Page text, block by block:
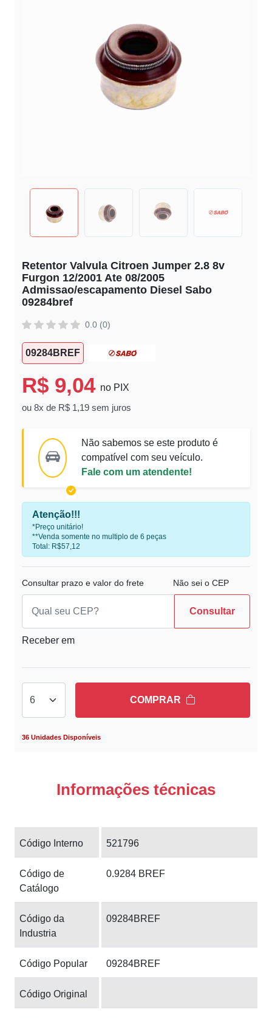
Retentor Valvula Citroen Jumper 2.8 8v
Furgon 12/2001 Ate 08/2005
Admissao/escapamento Diesel Sabo
09284bref
0.0 (0)
09284BREF
R$ 9,04 no PIX
ou 8x de R$ 1,19 sem juros
Não sabemos se este produto é
compatível com seu veículo.
Fale com um atendente!
Atenção!!!
*Preço unitário!
**Venda somente no multiplo de 6 peças
Total: R$57,12
Consultar prazo e valor do frete Não sei o CEP
Consultar
Receber em
COMPRAR
36 Unidades Disponíveis
Informações técnicas
Código Interno 521796
Código de
Catálogo
0.9284 BREF
Código da
Industria
09284BREF
Código Popular 09284BREF
Código Original